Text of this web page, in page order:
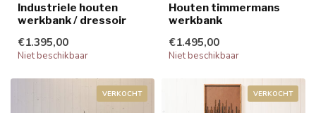
Industriele houten
werkbank / dressoir
€1.395,00
Niet beschikbaar
Houten timmermans
werkbank
€1.495,00
Niet beschikbaar
VERKOCHT VERKOCHT